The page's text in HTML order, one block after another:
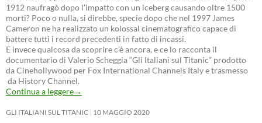
1912 naufragò dopo l’impatto con un iceberg causando oltre 1500
morti? Poco o nulla, si direbbe, specie dopo che nel 1997 James
Cameron ne ha realizzato un kolossal cinematografico capace di
battere tutti i record precedenti in fatto di incassi.
E invece qualcosa da scoprire c’è ancora, e ce lo racconta il
documentario di Valerio Scheggia “Gli Italiani sul Titanic” prodotto
da Cinehollywood per Fox International Channels Italy e trasmesso
da History Channel.
Continua a leggere→
GLI ITALIANI SUL TITANIC 10 MAGGIO 2020